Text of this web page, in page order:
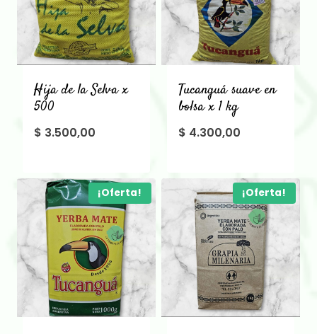
Hija de la Selva x
500
$ 3.500,00
Tucanguá suave en
bolsa x 1 kg
$ 4.300,00
¡Oferta! ¡Oferta!